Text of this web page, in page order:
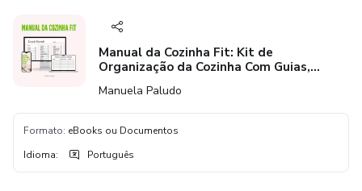
Manual da Cozinha Fit: Kit de
Organização da Cozinha Com Guias,
Manuela Paludo
Formato: eBooks ou Documentos
Idioma: Português